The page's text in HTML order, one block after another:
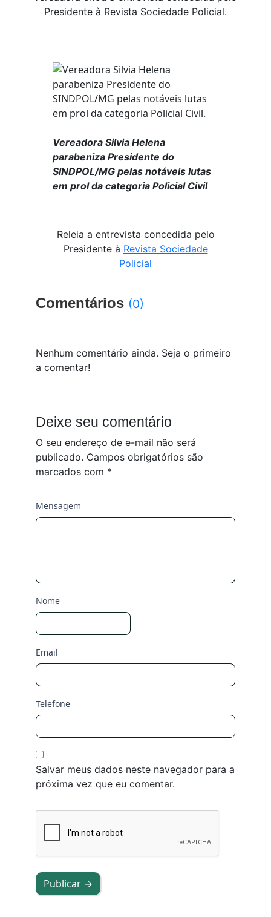
Presidente à Revista Sociedade Policial.
Vereadora Silvia Helena
parabeniza Presidente do
SINDPOL/MG pelas notáveis lutas
em prol da categoria Policial Civil
Releia a entrevista concedida pelo
Presidente à Revista Sociedade
Policial
Comentários (0)
Nenhum comentário ainda. Seja o primeiro
a comentar!
Deixe seu comentário
O seu endereço de e-mail não será
publicado. Campos obrigatórios são
marcados com *
Mensagem
Nome
Email
Telefone
Salvar meus dados neste navegador para a
próxima vez que eu comentar.
Publicar →